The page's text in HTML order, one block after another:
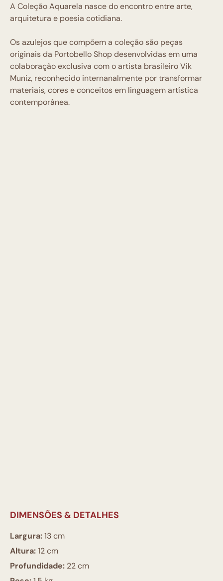
A Coleção Aquarela nasce do encontro entre arte,
arquitetura e poesia cotidiana.
Os azulejos que compõem a coleção são peças
originais da Portobello Shop desenvolvidas em uma
colaboração exclusiva com o artista brasileiro Vik
Muniz, reconhecido internanalmente por transformar
materiais, cores e conceitos em linguagem artística
contemporânea.
DIMENSÕES & DETALHES
Largura:13 cm
Altura:12 cm
Profundidade: 22 cm